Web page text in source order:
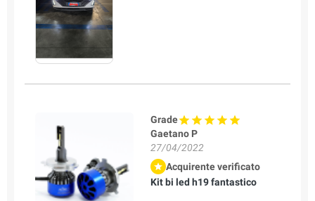
Grade
Gaetano P
27/04/2022
Acquirente verificato
Kit bi led h19 fantastico